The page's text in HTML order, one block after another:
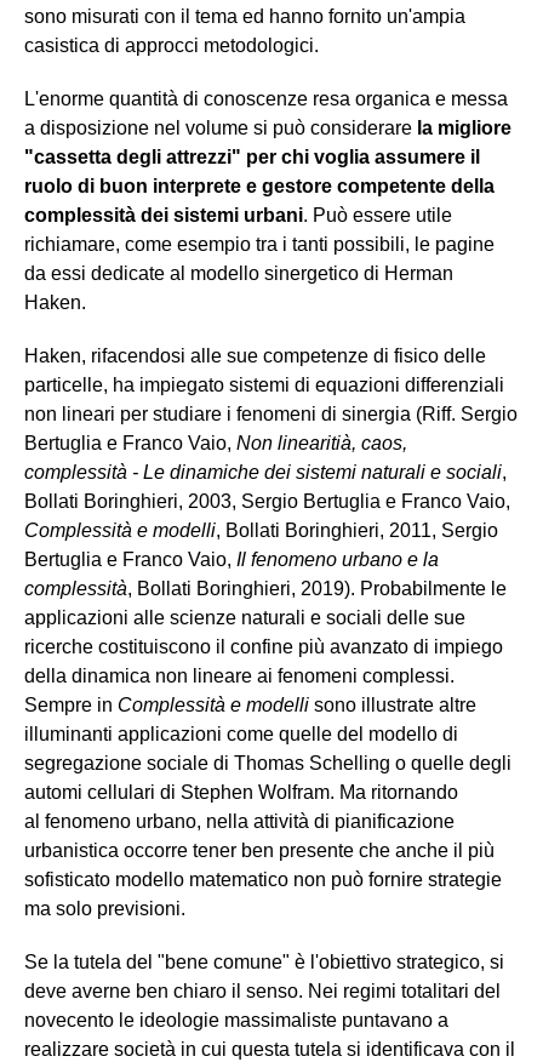
sono misurati con il tema ed hanno fornito un'ampia
casistica di approcci metodologici.
L'enorme quantità di conoscenze resa organica e messa
a disposizione nel volume si può considerare la migliore
"cassetta degli attrezzi" per chi voglia assumere il
ruolo di buon interprete e gestore competente della
complessità dei sistemi urbani. Può essere utile
richiamare, come esempio tra i tanti possibili, le pagine
da essi dedicate al modello sinergetico di Herman
Haken.
Haken, rifacendosi alle sue competenze di fisico delle
particelle, ha impiegato sistemi di equazioni differenziali
non lineari per studiare i fenomeni di sinergia (Riff. Sergio
Bertuglia e Franco Vaio, Non linearitià, caos,
complessità - Le dinamiche dei sistemi naturali e sociali,
Bollati Boringhieri, 2003, Sergio Bertuglia e Franco Vaio,
Complessità e modelli, Bollati Boringhieri, 2011, Sergio
Bertuglia e Franco Vaio, Il fenomeno urbano e la
complessità, Bollati Boringhieri, 2019). Probabilmente le
applicazioni alle scienze naturali e sociali delle sue
ricerche costituiscono il confine più avanzato di impiego
della dinamica non lineare ai fenomeni complessi.
Sempre in Complessità e modelli sono illustrate altre
illuminanti applicazioni come quelle del modello di
segregazione sociale di Thomas Schelling o quelle degli
automi cellulari di Stephen Wolfram. Ma ritornando
al fenomeno urbano, nella attività di pianificazione
urbanistica occorre tener ben presente che anche il più
sofisticato modello matematico non può fornire strategie
ma solo previsioni.
Se la tutela del "bene comune" è l'obiettivo strategico, si
deve averne ben chiaro il senso. Nei regimi totalitari del
novecento le ideologie massimaliste puntavano a
realizzare società in cui questa tutela si identificava con il